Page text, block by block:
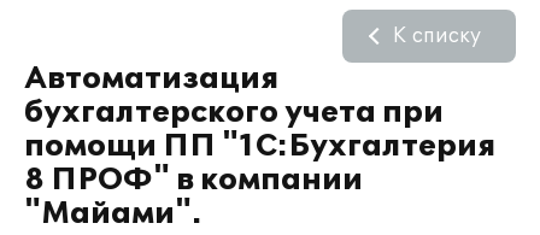
Автоматизация
бухгалтерского учета при
помощи ПП "1С:Бухгалтерия
8 ПРОФ" в компании
"Майами".
К списку